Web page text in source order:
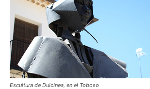
Escultura de Dulcinea, en el Toboso